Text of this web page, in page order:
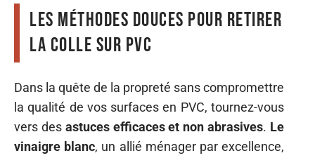
Les méthodes douces pour retirer
la colle sur PVC
Dans la quête de la propreté sans compromettre
la qualité de vos surfaces en PVC, tournez-vous
vers des astuces efficaces et non abrasives. Le
vinaigre blanc, un allié ménager par excellence,